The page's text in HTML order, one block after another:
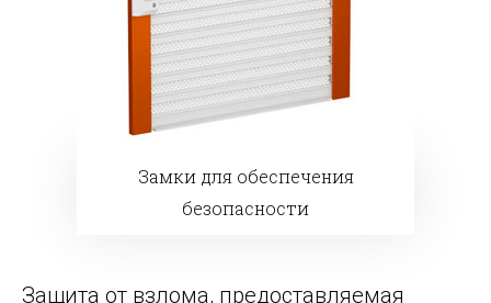
Замки для обеспечения
безопасности
Защита от взлома, предоставляемая